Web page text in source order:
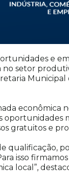
e
setor
gratuitos e
qualificação,
isso
local”,